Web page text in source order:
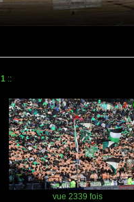
1::
vue 2339 fois